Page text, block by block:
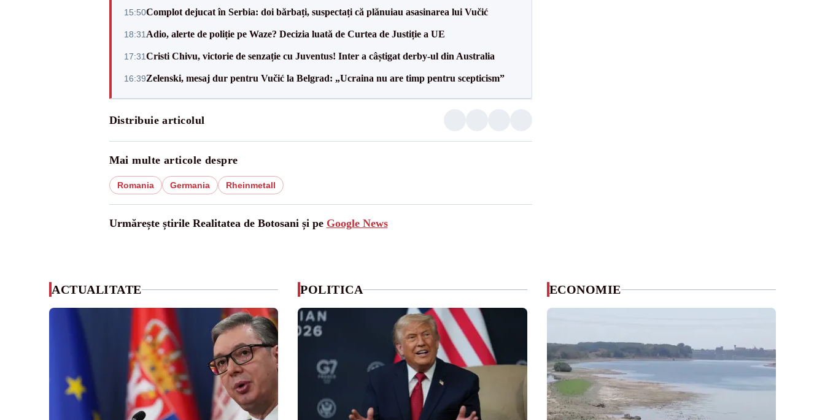
15:50Complot dejucat în Serbia: doi bărbați, suspectați că plănuiau asasinarea lui Vučić
18:31 Adio, alerte de poliție pe Waze? Decizia luată de Curtea de Justiție a UE
17:31Cristi Chivu, victorie de senzație cu Juventus! Inter a câștigat derby-ul din Australia
16:39Zelenski, mesaj dur pentru Vučić la Belgrad: „Ucraina nu are timp pentru scepticism”
Distribuie articolul
Mai multe articole despre
Romania Germania Rheinmetall
Urmărește știrile Realitatea de Botosani și pe Google News
ACTUALITATE POLITICA ECONOMIE